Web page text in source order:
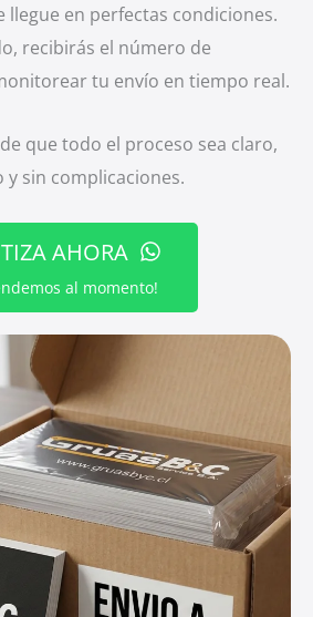
llegue en perfectas condiciones.
recibirás el número de
tu envío en tiempo real.
que todo el proceso sea claro,
y sin complicaciones.
AHORA
al momento!